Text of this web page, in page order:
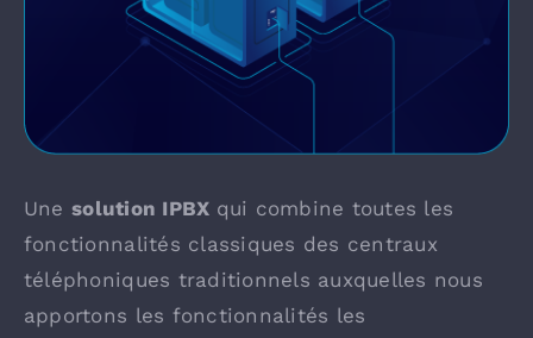
Une solution IPBX qui combine toutes les
fonctionnalités classiques des centraux
téléphoniques traditionnels auxquelles nous
apportons les fonctionnalités les